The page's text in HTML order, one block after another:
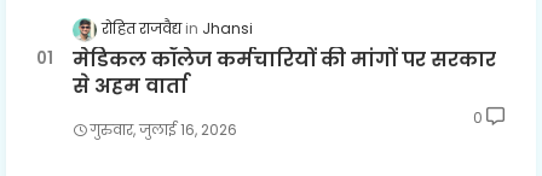
रोहित राजवैद्य Jhansi
मेडिकल कॉलेज कर्मचारियों की मांगों पर सरकार
से अहम वार्ता
गुरुवार, जुलाई 16, 2026
0